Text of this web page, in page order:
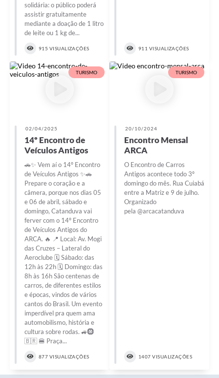
solidária: o público poderá
assistir gratuitamente
mediante a doação de 1 litro
de leite ou 1 kg de...
915 VISUALIZAÇÕES 911 VISUALIZAÇÕES
TURISMO
02/04/2025
14º Encontro de
Veículos Antigos
🚗✨ Vem aí o 14º Encontro
de Veículos Antigos ✨🚗
Prepare o coração e a
câmera, porque nos dias 05
e 06 de abril, sábado e
domingo, Catanduva vai
ferver com o 14º Encontro
de Veículos Antigos do
ARCA. 🔥 📍 Local: Av. Mogi
das Cruzes – Lateral do
Aeroclube 🗓 Sábado: das
12h às 22h 🗓 Domingo: das
8h às 16h São centenas de
carros, de diferentes estilos
e épocas, vindos de vários
cantos do Brasil. Um evento
imperdível pra quem ama
automobilismo, história e
cultura sobre rodas. 🚙🛞
🇧🇷 🍔 Praça...
877 VISUALIZAÇÕES
TURISMO
20/10/2024
Encontro Mensal
ARCA
O Encontro de Carros
Antigos acontece todo 3º
domingo do mês. Rua Cuiabá
entre a Matriz e 9 de julho.
Organizado
pela @arcacatanduva
1407 VISUALIZAÇÕES